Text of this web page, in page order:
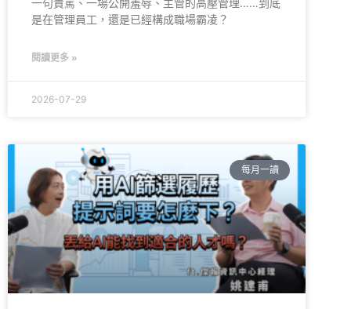
一句責罵、一場公開羞辱、主管的高壓管理……到底
是在管理員工，還是已經構成職場霸凌？
閱讀更多 »
2026-07-29
每月一讀